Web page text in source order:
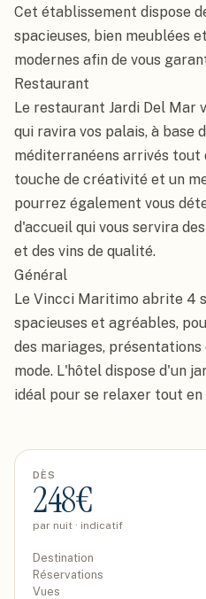
Cet établissement dispose
spacieuses, bien meublées
modernes afin de vous
Restaurant
Le restaurant Jardi Del Mar
qui ravira vos palais, à base
méditerranéens arrivés tout
touche de créativité et un
pourrez également vous
d'accueil qui vous servira
et des vins de qualité.
Général
Le Vincci Maritimo abrite 4
spacieuses et agréables,
des mariages,
mode. L'hôtel dispose d'un
idéal pour se relaxer tout
DÈS
248€
par nuit · indicatif
Destination
Réservations
Vues